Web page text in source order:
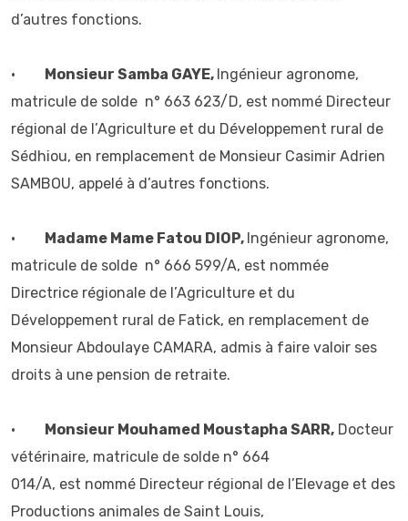
d’autres fonctions.
• Monsieur Samba GAYE, Ingénieur agronome,
matricule de solde n° 663 623/D, est nommé Directeur
régional de l’Agriculture et du Développement rural de
Sédhiou, en remplacement de Monsieur Casimir Adrien
SAMBOU, appelé à d’autres fonctions.
• Madame Mame Fatou DIOP, Ingénieur agronome,
matricule de solde n° 666 599/A, est nommée
Directrice régionale de l’Agriculture et du
Développement rural de Fatick, en remplacement de
Monsieur Abdoulaye CAMARA, admis à faire valoir ses
droits à une pension de retraite.
• Monsieur Mouhamed Moustapha SARR, Docteur
vétérinaire, matricule de solde n° 664
014/A, est nommé Directeur régional de l’Elevage et des
Productions animales de Saint Louis,